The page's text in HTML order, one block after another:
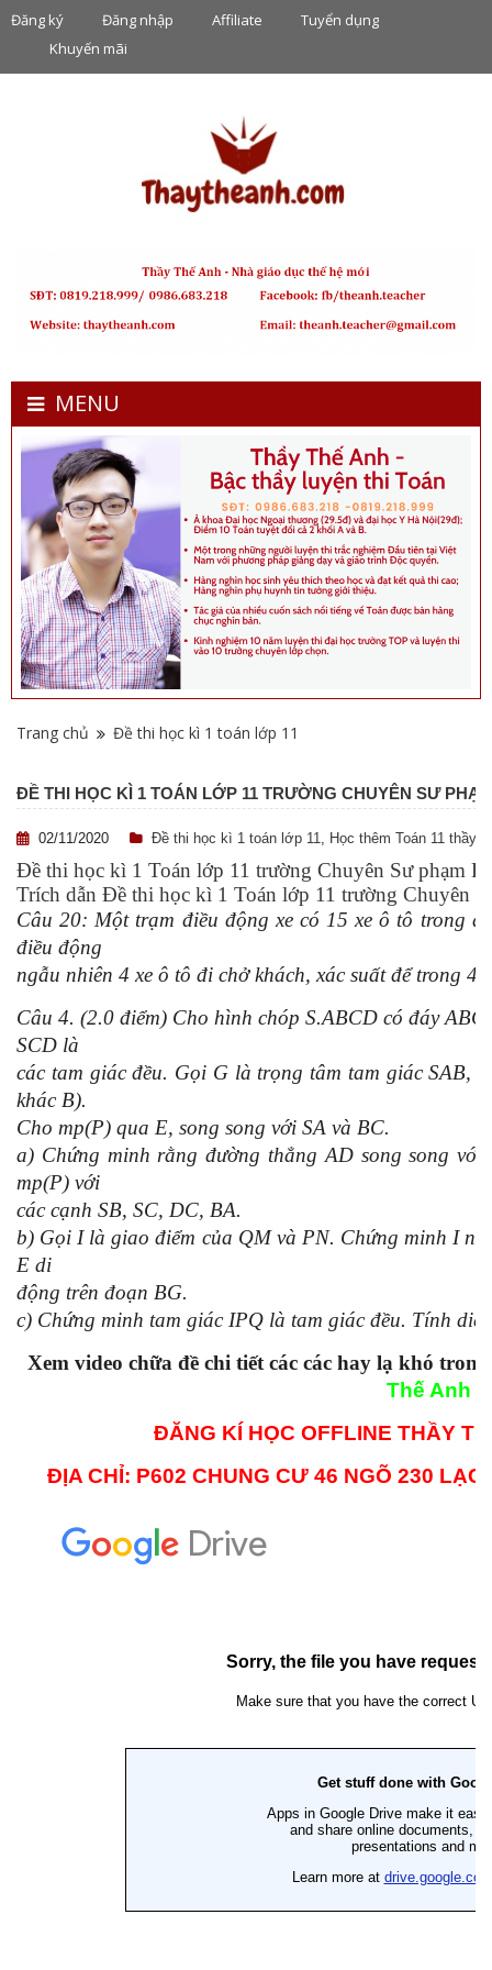
Đăng ký Đăng nhập Affiliate
Tuyển dụng
Khuyến mãi
MENU
Trang chủ Đề thi học kì 1 toán lớp 11
ĐỀ THI HỌC KÌ 1 TOÁN LỚP 11 TRƯỜNG CHUYÊN SƯ
02/11/2020 Đề thi học kì 1 toán lớp 11 Học thêm Toán 11 thầy
Đề thi học kì 1 Toán lớp 11 trường Chuyên Sư phạm
Trích dẫn Đề thi học kì 1 Toán lớp 11 trường Chuyên
Câu 20: Một trạm điều động xe có 15 xe ô tô trong
điều động
ngẫu nhiên 4 xe ô tô đi chở khách, xác suất để trong 4
Câu 4. (2.0 điểm) Cho hình chóp S.ABCD có đáy
SCD là
các tam giác đều. Gọi G là trọng tâm tam giác SAB,
khác B).
Cho mp(P) qua E, song song với SA và BC.
a) Chứng minh rằng đường thẳng AD song song
mp(P) với
các cạnh SB, SC, DC, BA.
b) Gọi I là giao điểm của QM và PN. Chứng minh I
E di
động trên đoạn BG.
c) Chứng minh tam giác IPQ là tam giác đều. Tính
Xem video chữa đề chi tiết các các hay lạ khó
Thế Anh
ĐĂNG KÍ HỌC OFFLINE THẦY
ĐỊA CHỈ: P602 CHUNG CƯ 46 NGÕ 230